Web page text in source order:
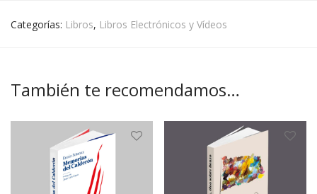
Categorías: Libros, Libros Electrónicos y Vídeos
También te recomendamos…